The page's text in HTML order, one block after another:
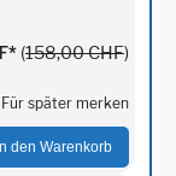
* (158,00 CHF)
Für später merken
In den Warenkorb